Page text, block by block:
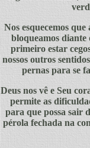
Nos esquecemos
bloqueamos
primeiro estar
nossos outros
pernas para se
Deus nos vê e Seu
permite as
para que possa sair
pérola fechada na